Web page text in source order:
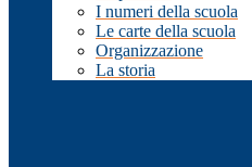
I numeri della scuola
Le carte della scuola
Organizzazione
La storia